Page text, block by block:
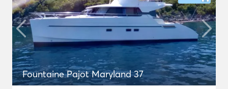
Fountaine Pajot Maryland 37